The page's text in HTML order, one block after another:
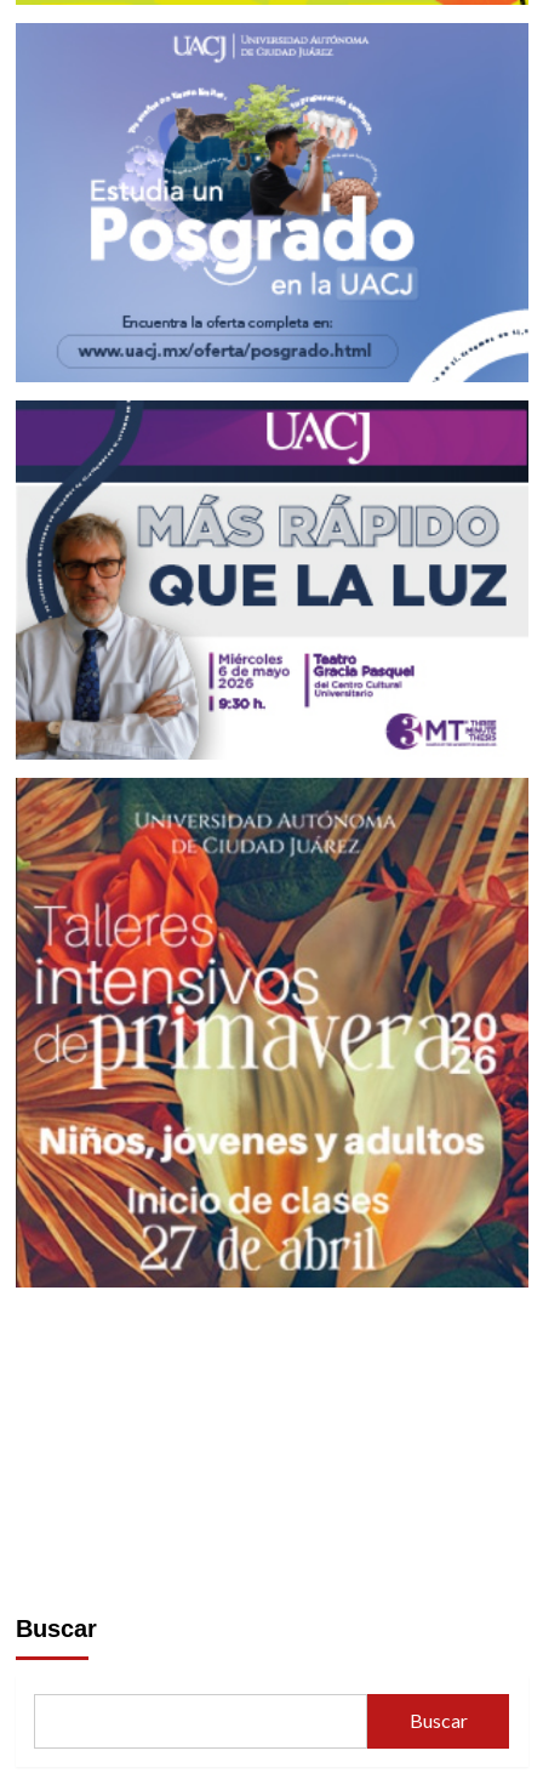
Buscar
Buscar